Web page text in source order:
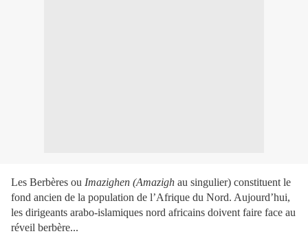
Les Berbères ou Imazighen (Amazigh au singulier) constituent le
fond ancien de la population de l’Afrique du Nord. Aujourd’hui,
les dirigeants arabo-islamiques nord africains doivent faire face au
réveil berbère...